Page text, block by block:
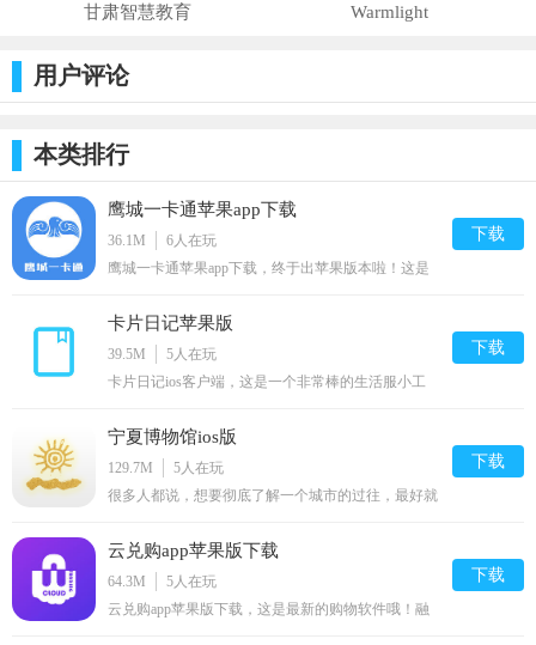
甘肃智慧教育 Warmlight
用户评论
本类排行
鹰城一卡通苹果app下载
36.1M 6人在玩
鹰城一卡通苹果app下载，终于出苹果版本啦！这是
来下载吧！
下载
卡片日记苹果版
39.5M 5人在玩
卡片日记ios客户端，这是一个非常棒的生活服小工
吧！
下载
宁夏博物馆ios版
129.7M 5人在玩
很多人都说，想要彻底了解一个城市的过往，最好就
二、三层所陈列的通史篇。
下载
云兑购app苹果版下载
64.3M 5人在玩
云兑购app苹果版下载，这是最新的购物软件哦！融
下载